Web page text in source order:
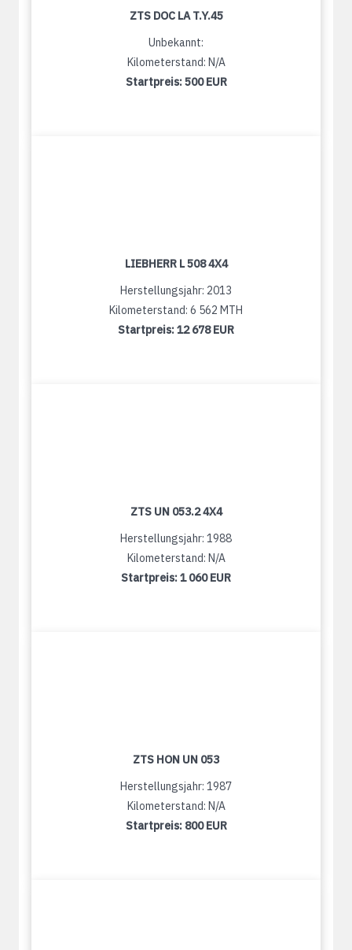
ZTS DOC LA T.Y.45
Unbekannt:
Kilometerstand: N/A
Startpreis:500 EUR
LIEBHERR L 508 4X4
Herstellungsjahr: 2013
Kilometerstand: 6 562 MTH
Startpreis:12 678 EUR
ZTS UN 053.2 4X4
Herstellungsjahr: 1988
Kilometerstand: N/A
Startpreis:1 060 EUR
ZTS HON UN 053
Herstellungsjahr: 1987
Kilometerstand: N/A
Startpreis: 800 EUR